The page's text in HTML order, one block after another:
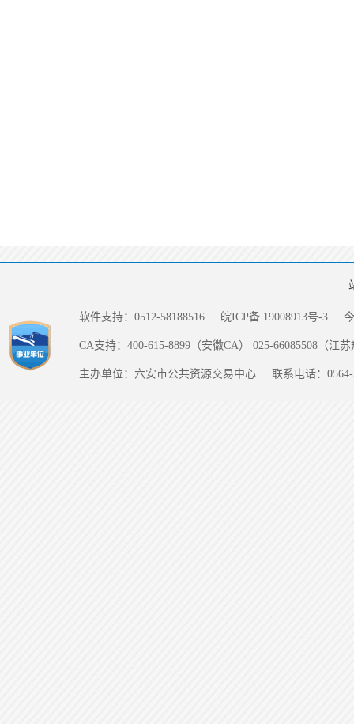
软件支持：0512-58188516 皖ICP备 19008913号-3
CA支持：400-615-8899（安徽CA） 025-66085508（江
主办单位：六安市公共资源交易中心 联系电话：0564-